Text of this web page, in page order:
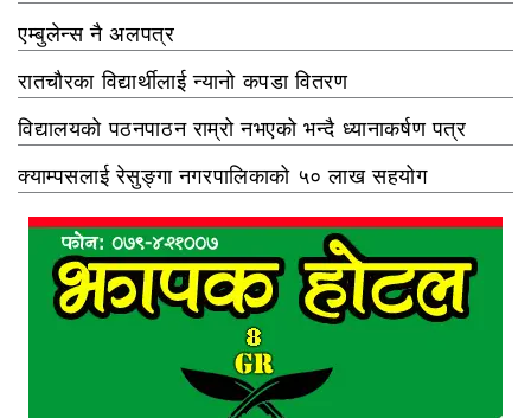
एम्बुलेन्स नै अलपत्र
रातचौरका विद्यार्थीलाई न्यानो कपडा वितरण
विद्यालयको पठनपाठन राम्रो नभएको भन्दै ध्यानाकर्षण पत्र
क्याम्पसलाई रेसुङ्गा नगरपालिकाको ५० लाख सहयोग